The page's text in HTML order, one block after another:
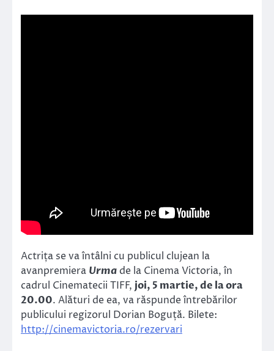
Actrița se va întâlni cu publicul clujean la
avanpremiera Urma de la Cinema Victoria, în
cadrul Cinematecii TIFF, joi, 5 martie, de la ora
20.00. Alături de ea, va răspunde întrebărilor
publicului regizorul Dorian Boguță. Bilete:
http://cinemavictoria.ro/rezervari